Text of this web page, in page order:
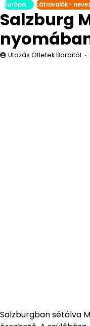
Európa Látnivalók-
Salzburg
Utazás Ötletek Barbitól
Salzburgban sétálva